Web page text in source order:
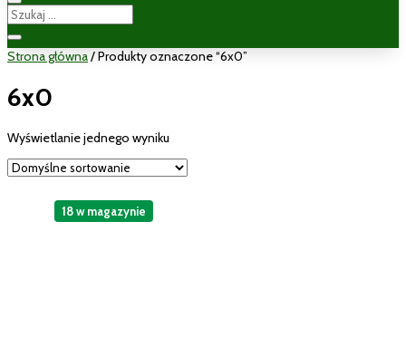
Strona główna/ Produkty oznaczone “6x0”
6x0
Wyświetlanie jednego wyniku
18 w magazynie